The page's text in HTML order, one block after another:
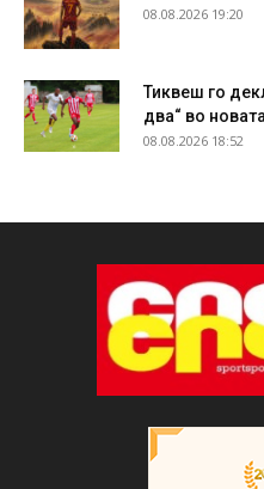
08.08.2026 19:20
Тиквеш го
два“ во
08.08.2026 18:52